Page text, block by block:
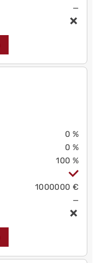
—
0 %
0 %
100 %
1000000 €
—